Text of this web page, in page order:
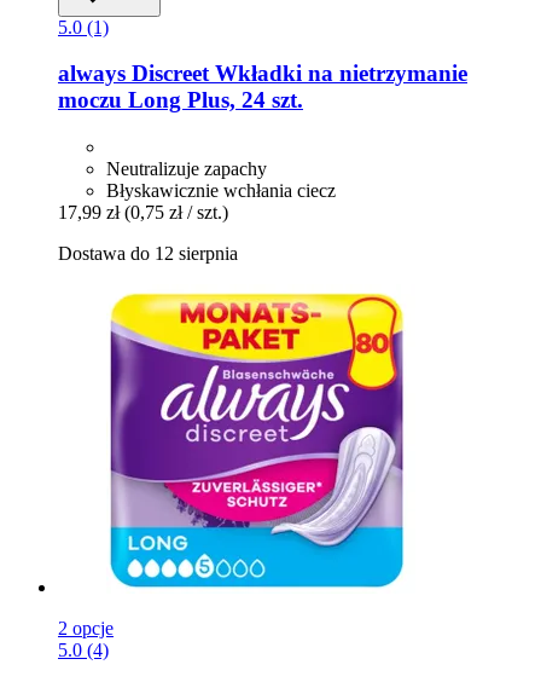
5.0 (1)
always Discreet Wkładki na nietrzymanie
moczu Long Plus, 24 szt.
Neutralizuje zapachy
Błyskawicznie wchłania ciecz
17,99 zł (0,75 zł / szt.)
Dostawa do 12 sierpnia
2 opcje
5.0 (4)